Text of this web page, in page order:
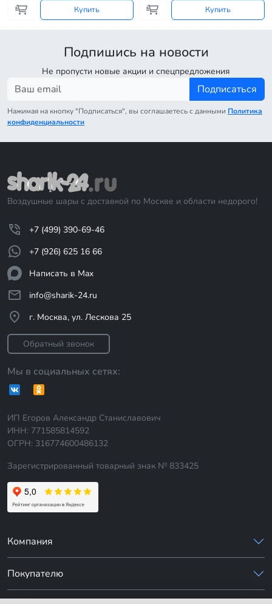
Купить Купить
Подпишись на новости
Не пропусти новые акции и спецпредложения
Подписаться
Нажимая на кнопку "Подписаться", вы соглашаетесь с данными Политика
конфиденциальности
Воздушные шары с доставкой по Москве и области недорого!
+7 (499) 390-69-46
+7 (926) 625 16 66
Написать в Max
info@sharik-24.ru
г. Москва, ул. Лескова 25
Обратный звонок
Мы в социальных сетях:
ИП Егоров Александр Станиславович
ИНН: 771585814592
ОГРН: 316774600486132
Зарегистрированный товарный знак № 833425
Компания
Покупателю